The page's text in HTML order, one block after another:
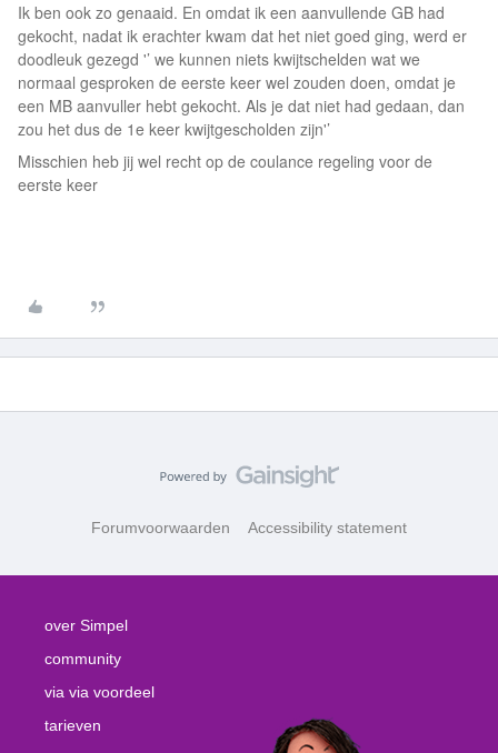
Ik ben ook zo genaaid. En omdat ik een aanvullende GB had
gekocht, nadat ik erachter kwam dat het niet goed ging, werd er
doodleuk gezegd '’ we kunnen niets kwijtschelden wat we
normaal gesproken de eerste keer wel zouden doen, omdat je
een MB aanvuller hebt gekocht. Als je dat niet had gedaan, dan
zou het dus de 1e keer kwijtgescholden zijn'’
Misschien heb jij wel recht op de coulance regeling voor de
eerste keer
Forumvoorwaarden Accessibility statement
over Simpel
community
via via voordeel
tarieven